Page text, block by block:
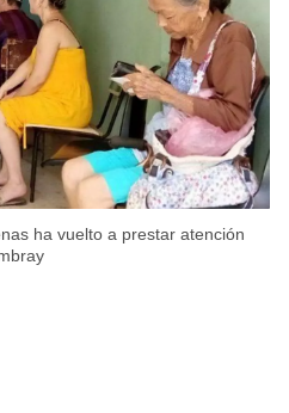
ha vuelto a prestar atención